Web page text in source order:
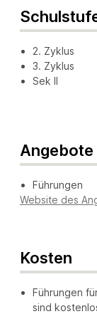
2. Zyklus
3. Zyklus
Sek II
Führungen
Website des
Kosten
Führungen
sind